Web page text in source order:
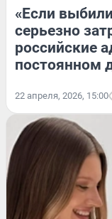
«Если
серьезно
российские
постоянном
22 апреля, 2026, 15:00